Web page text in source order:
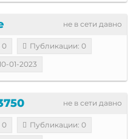
не в сети давно
0
Публикации: 0
01-2023
не в сети давно
0
Публикации: 0